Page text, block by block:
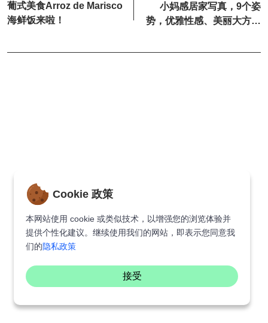
葡式美食Arroz de Marisco
海鲜饭来啦！
小妈感居家写真，9个姿
势，优雅性感、美丽大方，
Cookie 政策
本网站使用 cookie 或类似技术，以增强您的浏览体验并
提供个性化建议。继续使用我们的网站，即表示您同意我
们的隐私政策
接受